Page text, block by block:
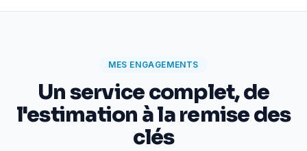
MES ENGAGEMENTS
Un service complet, de
l'estimation à la remise des
clés